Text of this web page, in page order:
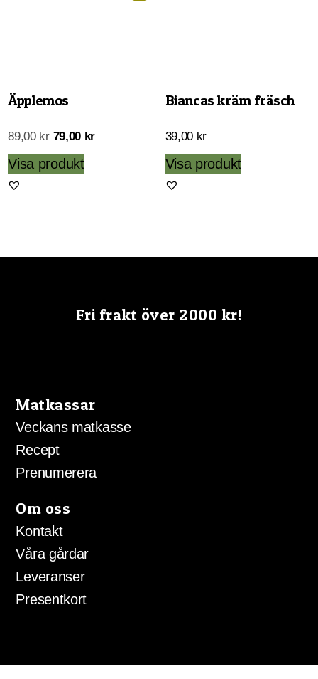
Äpplemos
89,00kr Det
ursprungliga
priset
79,00 krDet
Visa produkt
Biancas kräm fräsch
39,00 kr
Visa produkt
Fri frakt över 2000 kr!
Matkassar
Veckans matkasse
Recept
Prenumerera
Om oss
Kontakt
Våra gårdar
Leveranser
Presentkort